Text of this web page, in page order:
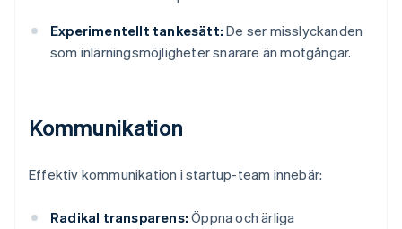
Experimentellt tankesätt: De ser misslyckanden
som inlärningsmöjligheter snarare än motgångar.
Kommunikation
Effektiv kommunikation i startup-team innebär:
Radikal transparens: Öppna och ärliga